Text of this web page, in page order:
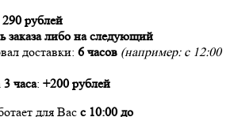
290 рублей
заказа либо на следующий
доставки: 6 часов (например: с 12:00
3 часа: +200 рублей
для Вас с 10:00 до